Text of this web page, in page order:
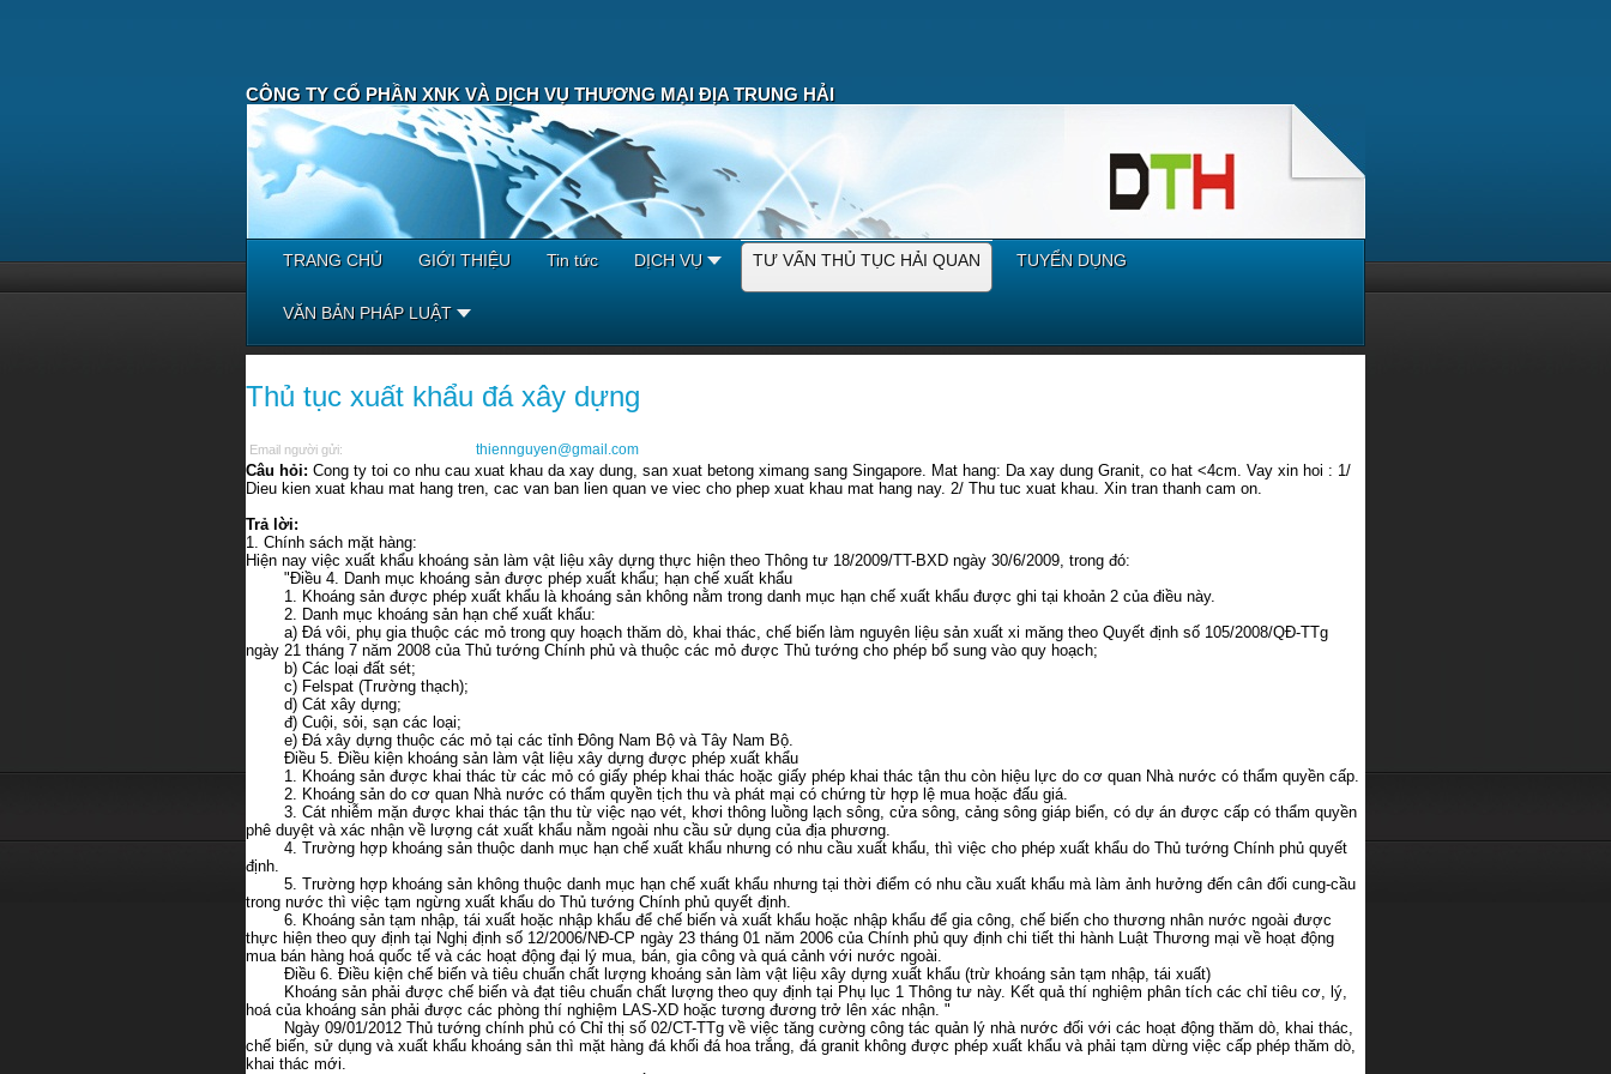
CÔNG TY CỔ PHẦN XNK VÀ DỊCH VỤ THƯƠNG MẠI ĐỊA TRUNG HẢI
TRANG CHỦ GIỚI THIỆU Tin tức DỊCH VỤ TƯ VẤN THỦ TỤC HẢI QUAN TUYỂN DỤNG
VĂN BẢN PHÁP LUẬT
Thủ tục xuất khẩu đá xây dựng
Email người gửi: thiennguyen@gmail.com
Câu hỏi: Cong ty toi co nhu cau xuat khau da xay dung, san xuat betong ximang sang Singapore. Mat hang: Da xay dung Granit, co hat <4cm. Vay xin hoi : 1/
Dieu kien xuat khau mat hang tren, cac van ban lien quan ve viec cho phep xuat khau mat hang nay. 2/ Thu tuc xuat khau. Xin tran thanh cam on.
Trả lời:
1. Chính sách mặt hàng:
Hiện nay việc xuất khẩu khoáng sản làm vật liệu xây dựng thực hiện theo Thông tư 18/2009/TT-BXD ngày 30/6/2009, trong đó:
"Điều 4. Danh mục khoáng sản được phép xuất khẩu; hạn chế xuất khẩu
1. Khoáng sản được phép xuất khẩu là khoáng sản không nằm trong danh mục hạn chế xuất khẩu được ghi tại khoản 2 của điều này.
2. Danh mục khoáng sản hạn chế xuất khẩu:
a) Đá vôi, phụ gia thuộc các mỏ trong quy hoạch thăm dò, khai thác, chế biến làm nguyên liệu sản xuất xi măng theo Quyết định số 105/2008/QĐ-TTg
ngày 21 tháng 7 năm 2008 của Thủ tướng Chính phủ và thuộc các mỏ được Thủ tướng cho phép bổ sung vào quy hoạch;
b) Các loại đất sét;
c) Felspat (Trường thạch);
d) Cát xây dựng;
đ) Cuội, sỏi, sạn các loại;
e) Đá xây dựng thuộc các mỏ tại các tỉnh Đông Nam Bộ và Tây Nam Bộ.
Điều 5. Điều kiện khoáng sản làm vật liệu xây dựng được phép xuất khẩu
1. Khoáng sản được khai thác từ các mỏ có giấy phép khai thác hoặc giấy phép khai thác tận thu còn hiệu lực do cơ quan Nhà nước có thẩm quyền cấp.
2. Khoáng sản do cơ quan Nhà nước có thẩm quyền tịch thu và phát mại có chứng từ hợp lệ mua hoặc đấu giá.
3. Cát nhiễm mặn được khai thác tận thu từ việc nạo vét, khơi thông luồng lạch sông, cửa sông, cảng sông giáp biển, có dự án được cấp có thẩm quyền
phê duyệt và xác nhận về lượng cát xuất khẩu nằm ngoài nhu cầu sử dụng của địa phương.
4. Trường hợp khoáng sản thuộc danh mục hạn chế xuất khẩu nhưng có nhu cầu xuất khẩu, thì việc cho phép xuất khẩu do Thủ tướng Chính phủ quyết
định.
5. Trường hợp khoáng sản không thuộc danh mục hạn chế xuất khẩu nhưng tại thời điểm có nhu cầu xuất khẩu mà làm ảnh hưởng đến cân đối cung-cầu
trong nước thì việc tạm ngừng xuất khẩu do Thủ tướng Chính phủ quyết định.
6. Khoáng sản tạm nhập, tái xuất hoặc nhập khẩu để chế biến và xuất khẩu hoặc nhập khẩu để gia công, chế biến cho thương nhân nước ngoài được
thực hiện theo quy định tại Nghị định số 12/2006/NĐ-CP ngày 23 tháng 01 năm 2006 của Chính phủ quy định chi tiết thi hành Luật Thương mại về hoạt động
mua bán hàng hoá quốc tế và các hoạt động đại lý mua, bán, gia công và quá cảnh với nước ngoài.
Điều 6. Điều kiện chế biến và tiêu chuẩn chất lượng khoáng sản làm vật liệu xây dựng xuất khẩu (trừ khoáng sản tạm nhập, tái xuất)
Khoáng sản phải được chế biến và đạt tiêu chuẩn chất lượng theo quy định tại Phụ lục 1 Thông tư này. Kết quả thí nghiệm phân tích các chỉ tiêu cơ, lý,
hoá của khoáng sản phải được các phòng thí nghiệm LAS-XD hoặc tương đương trở lên xác nhận. "
Ngày 09/01/2012 Thủ tướng chính phủ có Chỉ thị số 02/CT-TTg về việc tăng cường công tác quản lý nhà nước đối với các hoạt động thăm dò, khai thác,
chế biến, sử dụng và xuất khẩu khoáng sản thì mặt hàng đá khối đá hoa trắng, đá granit không được phép xuất khẩu và phải tạm dừng việc cấp phép thăm dò,
khai thác mới.